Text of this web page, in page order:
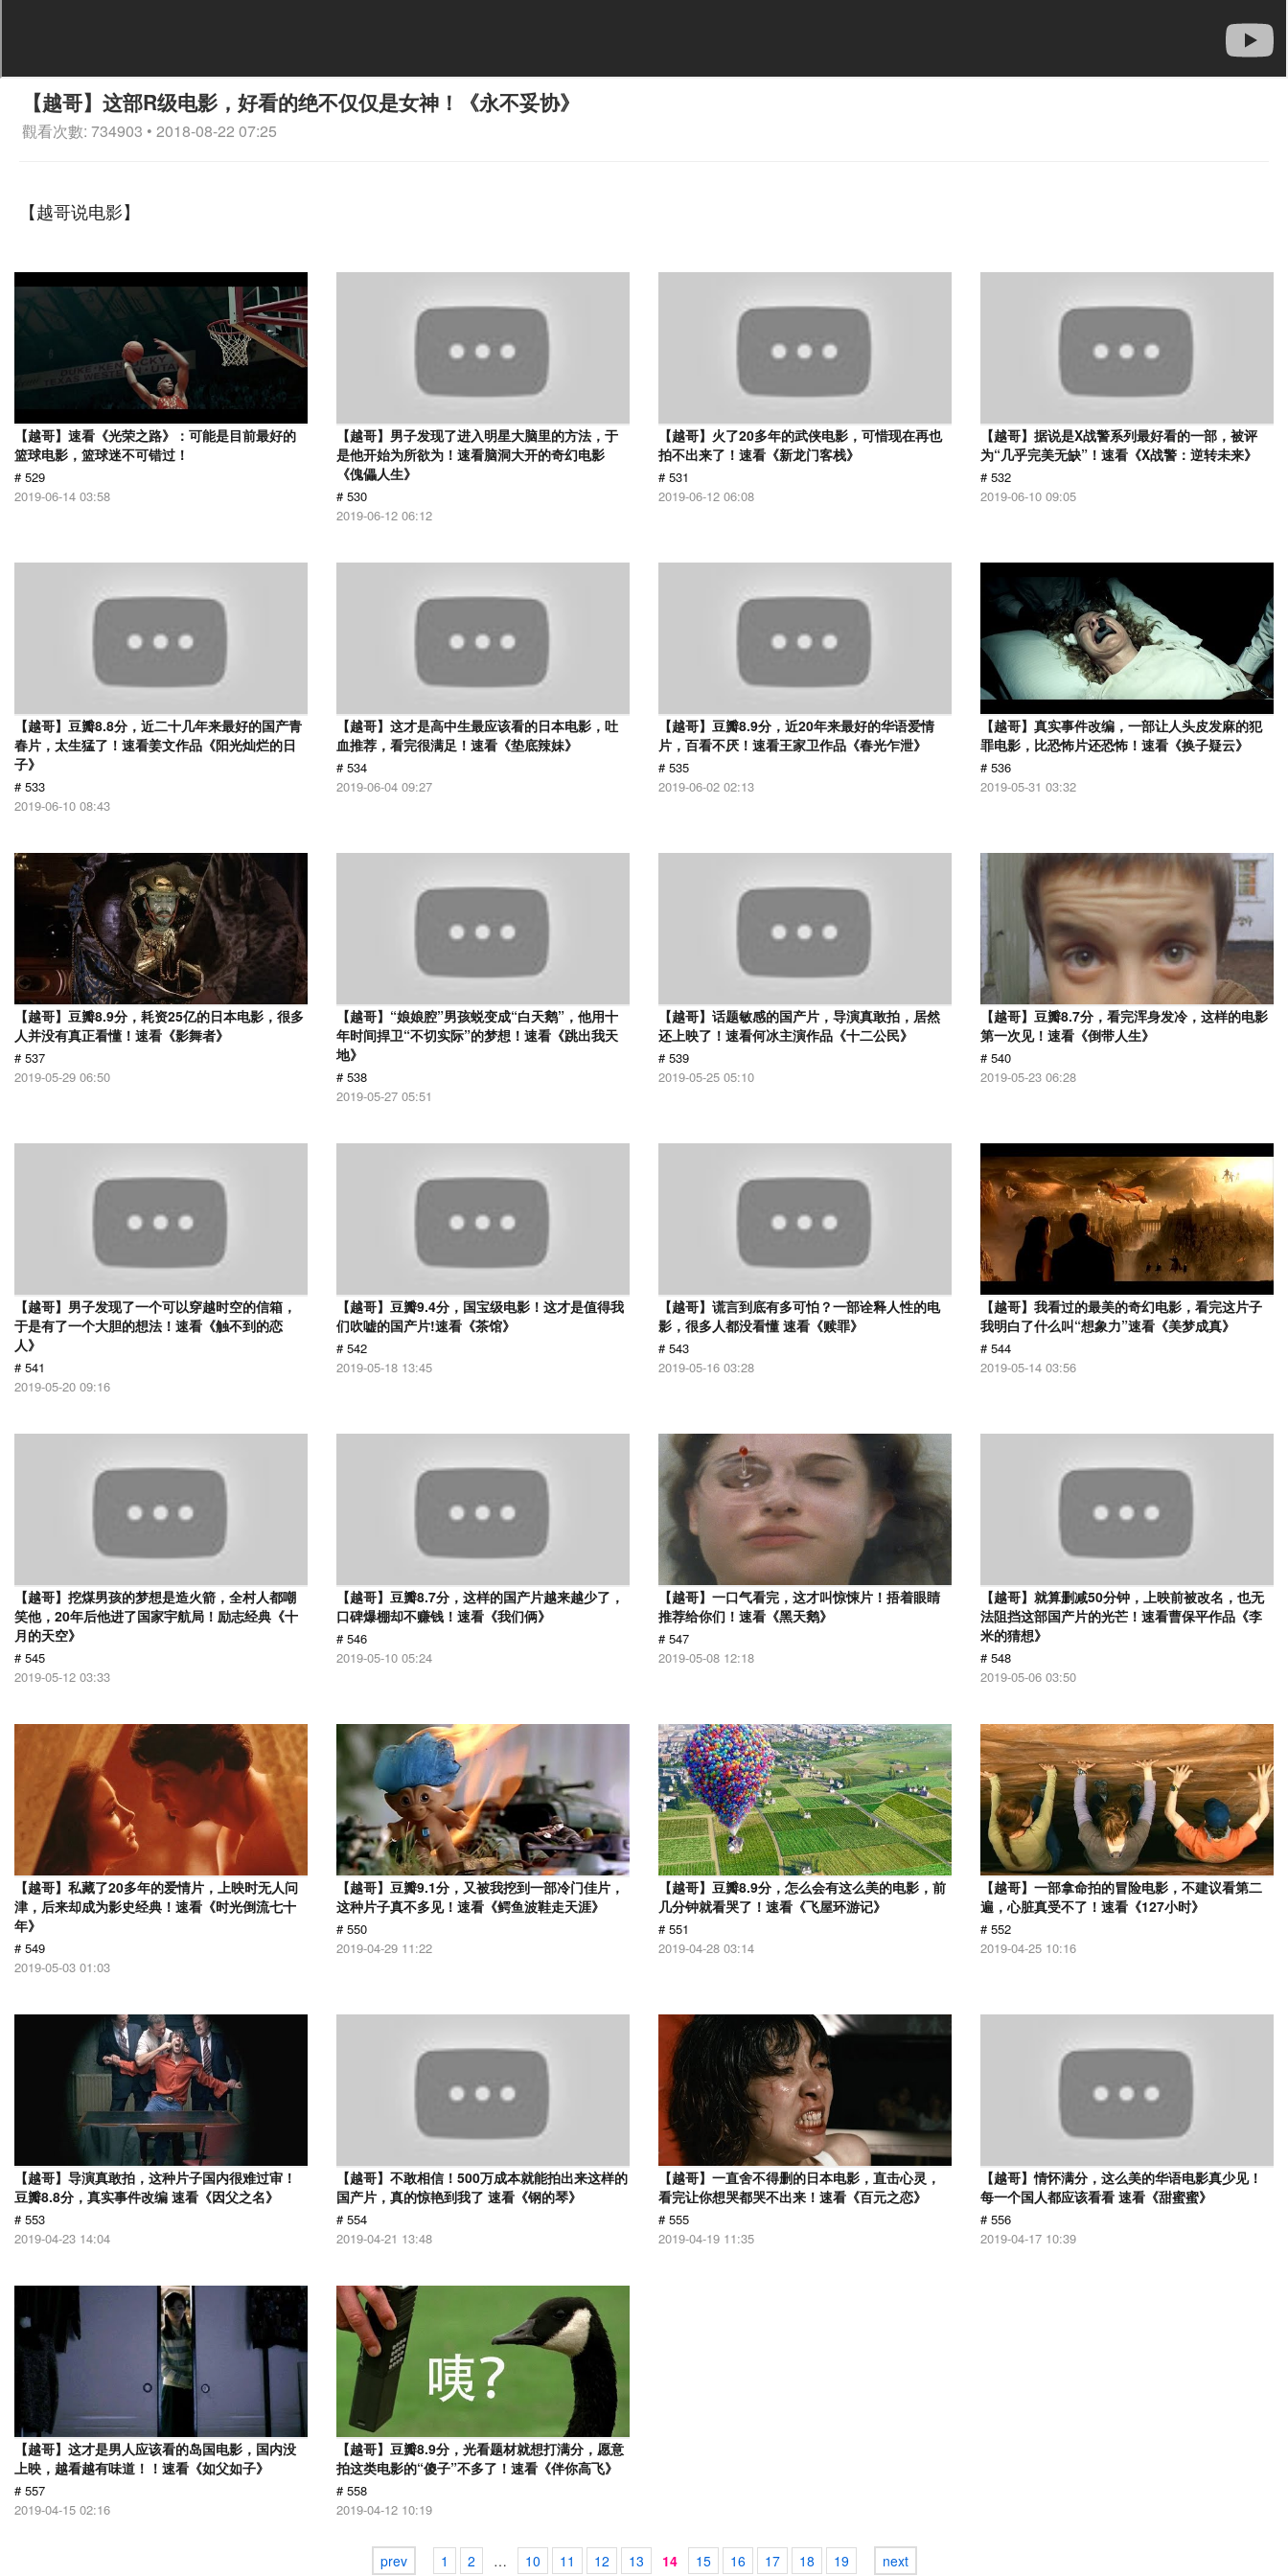
【越哥】这部R级电影，好看的绝不仅仅是女神！《永不妥协》
觀看次數: 734903 • 2018-08-22 07:25
【越哥说电影】
【越哥】速看《光荣之路》：可能是目前最好的
篮球电影，篮球迷不可错过！
# 529
2019-06-14 03:58
【越哥】男子发现了进入明星大脑里的方法，于
是他开始为所欲为！速看脑洞大开的奇幻电影
《傀儡人生》
# 530
2019-06-12 06:12
【越哥】火了20多年的武侠电影，可惜现在再也
拍不出来了！速看《新龙门客栈》
# 531
2019-06-12 06:08
【越哥】据说是X战警系列最好看的一部，被评
为“几乎完美无缺”！速看《X战警：逆转未来》
# 532
2019-06-10 09:05
【越哥】豆瓣8.8分，近二十几年来最好的国产青
春片，太生猛了！速看姜文作品《阳光灿烂的日
子》
# 533
2019-06-10 08:43
【越哥】这才是高中生最应该看的日本电影，吐
血推荐，看完很满足！速看《垫底辣妹》
# 534
2019-06-04 09:27
【越哥】豆瓣8.9分，近20年来最好的华语爱情
片，百看不厌！速看王家卫作品《春光乍泄》
# 535
2019-06-02 02:13
【越哥】真实事件改编，一部让人头皮发麻的犯
罪电影，比恐怖片还恐怖！速看《换子疑云》
# 536
2019-05-31 03:32
【越哥】豆瓣8.9分，耗资25亿的日本电影，很多
人并没有真正看懂！速看《影舞者》
# 537
2019-05-29 06:50
【越哥】“娘娘腔”男孩蜕变成“白天鹅”，他用十
年时间捍卫“不切实际”的梦想！速看《跳出我天
地》
# 538
2019-05-27 05:51
【越哥】话题敏感的国产片，导演真敢拍，居然
还上映了！速看何冰主演作品《十二公民》
# 539
2019-05-25 05:10
【越哥】豆瓣8.7分，看完浑身发冷，这样的电影
第一次见！速看《倒带人生》
# 540
2019-05-23 06:28
【越哥】男子发现了一个可以穿越时空的信箱，
于是有了一个大胆的想法！速看《触不到的恋
人》
# 541
2019-05-20 09:16
【越哥】豆瓣9.4分，国宝级电影！这才是值得我
们吹嘘的国产片!速看《茶馆》
# 542
2019-05-18 13:45
【越哥】谎言到底有多可怕？一部诠释人性的电
影，很多人都没看懂 速看《赎罪》
# 543
2019-05-16 03:28
【越哥】我看过的最美的奇幻电影，看完这片子
我明白了什么叫“想象力”速看《美梦成真》
# 544
2019-05-14 03:56
【越哥】挖煤男孩的梦想是造火箭，全村人都嘲
笑他，20年后他进了国家宇航局！励志经典《十
月的天空》
# 545
2019-05-12 03:33
【越哥】豆瓣8.7分，这样的国产片越来越少了，
口碑爆棚却不赚钱！速看《我们俩》
# 546
2019-05-10 05:24
【越哥】一口气看完，这才叫惊悚片！捂着眼睛
推荐给你们！速看《黑天鹅》
# 547
2019-05-08 12:18
【越哥】就算删减50分钟，上映前被改名，也无
法阻挡这部国产片的光芒！速看曹保平作品《李
米的猜想》
# 548
2019-05-06 03:50
【越哥】私藏了20多年的爱情片，上映时无人问
津，后来却成为影史经典！速看《时光倒流七十
年》
# 549
2019-05-03 01:03
【越哥】豆瓣9.1分，又被我挖到一部冷门佳片，
这种片子真不多见！速看《鳄鱼波鞋走天涯》
# 550
2019-04-29 11:22
【越哥】豆瓣8.9分，怎么会有这么美的电影，前
几分钟就看哭了！速看《飞屋环游记》
# 551
2019-04-28 03:14
【越哥】一部拿命拍的冒险电影，不建议看第二
遍，心脏真受不了！速看《127小时》
# 552
2019-04-25 10:16
【越哥】导演真敢拍，这种片子国内很难过审！
豆瓣8.8分，真实事件改编 速看《因父之名》
# 553
2019-04-23 14:04
【越哥】不敢相信！500万成本就能拍出来这样的
国产片，真的惊艳到我了 速看《钢的琴》
# 554
2019-04-21 13:48
【越哥】一直舍不得删的日本电影，直击心灵，
看完让你想哭都哭不出来！速看《百元之恋》
# 555
2019-04-19 11:35
【越哥】情怀满分，这么美的华语电影真少见！
每一个国人都应该看看 速看《甜蜜蜜》
# 556
2019-04-17 10:39
【越哥】这才是男人应该看的岛国电影，国内没
上映，越看越有味道！！速看《如父如子》
# 557
2019-04-15 02:16
【越哥】豆瓣8.9分，光看题材就想打满分，愿意
拍这类电影的“傻子”不多了！速看《伴你高飞》
# 558
2019-04-12 10:19
prev 1 2 … 10 11 12 13 14 15 16 17 18 19 next